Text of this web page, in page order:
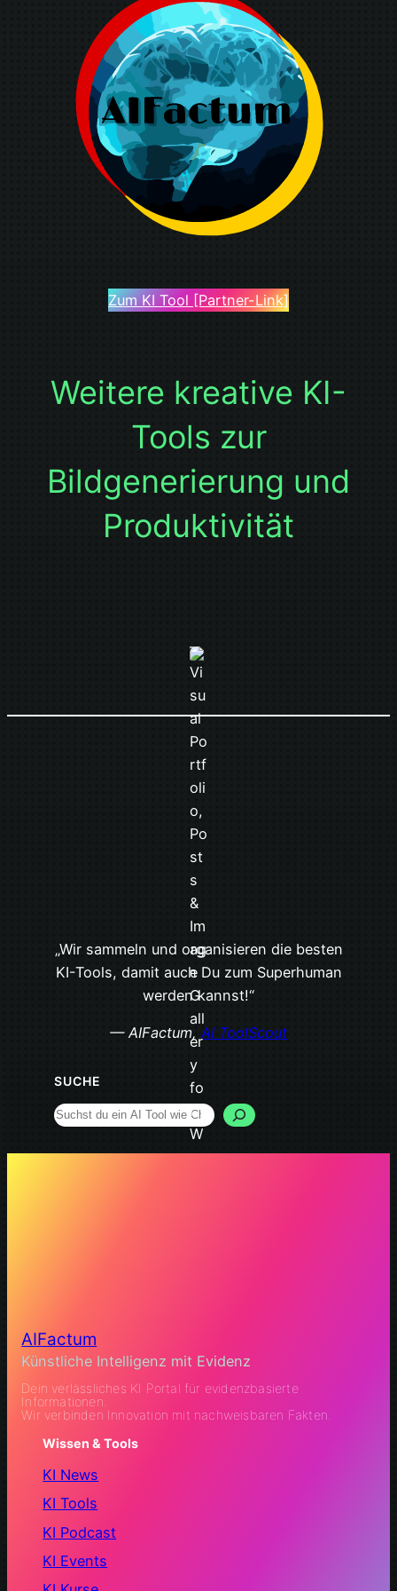
Zum KI Tool [Partner-Link]
Weitere kreative KI-
Tools zur
Bildgenerierung und
Produktivität
„Wir sammeln und organisieren die besten
KI-Tools, damit auch Du zum Superhuman
werden kannst!“
— AIFactum, AI ToolScout
SUCHE
Search
AIFactum
Künstliche Intelligenz mit Evidenz
Dein verlässliches KI Portal für evidenzbasierte
Informationen.
Wir verbinden Innovation mit nachweisbaren Fakten.
Wissen & Tools
KI News
KI Tools
KI Podcast
KI Events